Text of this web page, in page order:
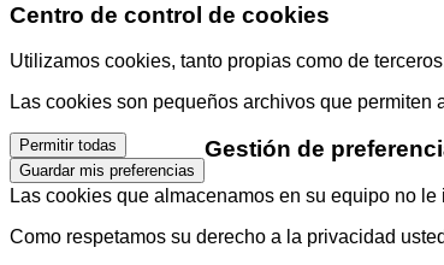
Centro de control de cookies
Utilizamos cookies, tanto propias como de
Las cookies son pequeños archivos que
Permitir todas
Guardar mis preferencias
Gestión de
Las cookies que almacenamos en su equipo no
Como respetamos su derecho a la privacidad